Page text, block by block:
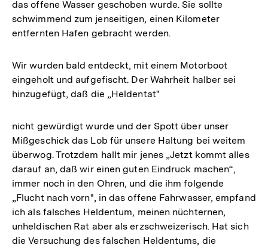
das offene Wasser geschoben wurde. Sie sollte
schwimmend zum jenseitigen, einen Kilometer
entfernten Hafen gebracht werden.
Wir wurden bald entdeckt, mit einem Motorboot
eingeholt und aufgefischt. Der Wahrheit halber sei
hinzugefügt, daß die „Heldentat"
nicht gewürdigt wurde und der Spott über unser
Mißgeschick das Lob für unsere Haltung bei weitem
überwog. Trotzdem hallt mir jenes „Jetzt kommt alles
darauf an, daß wir einen guten Eindruck machen“,
immer noch in den Ohren, und die ihm folgende
„Flucht nach vorn", in das offene Fahrwasser, empfand
ich als falsches Heldentum, meinen nüchternen,
unheldischen Rat aber als erzschweizerisch. Hat sich
die Versuchung des falschen Heldentums, die